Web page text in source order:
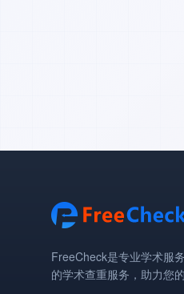
FreeCheck是专业学术服
的学术查重服务，助力您